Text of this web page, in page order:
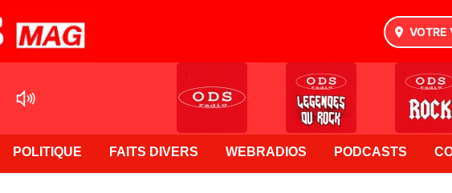
VOTRE
POLITIQUE FAITS DIVERS WEBRADIOS PODCASTS